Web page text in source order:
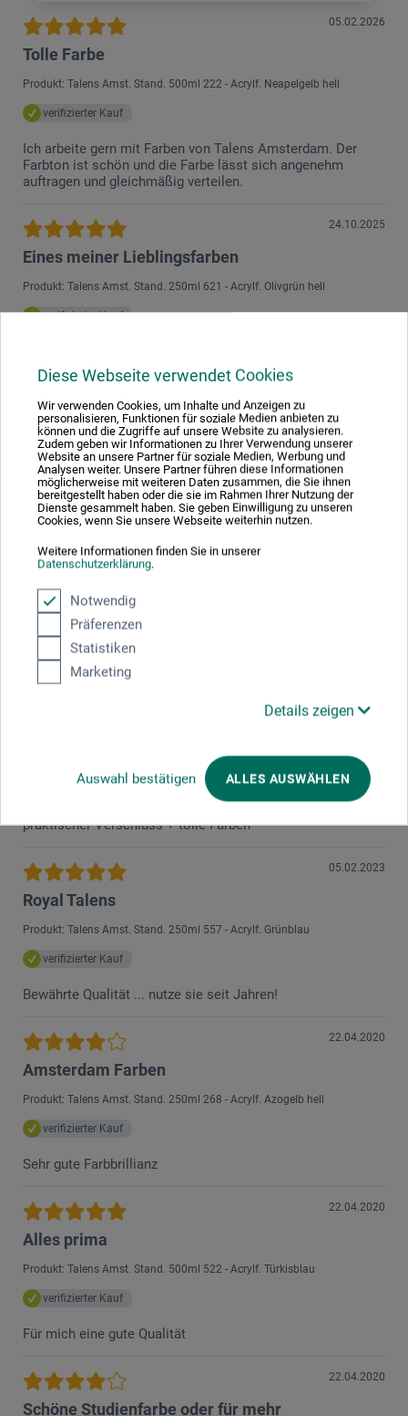
Diese Webseite verwendet Cookies
Wir verwenden Cookies, um Inhalte und Anzeigen zu
personalisieren, Funktionen für soziale Medien anbieten zu
können und die Zugriffe auf unsere Website zu analysieren.
Zudem geben wir Informationen zu Ihrer Verwendung unserer
Website an unsere Partner für soziale Medien, Werbung und
Analysen weiter. Unsere Partner führen diese Informationen
möglicherweise mit weiteren Daten zusammen, die Sie ihnen
bereitgestellt haben oder die sie im Rahmen Ihrer Nutzung der
Dienste gesammelt haben. Sie geben Einwilligung zu unseren
Cookies, wenn Sie unsere Webseite weiterhin nutzen.
Weitere Informationen finden Sie in unserer
Datenschutzerklärung.
Notwendig
Präferenzen
Statistiken
Marketing
Details zeigen
Auswahl bestätigen ALLES AUSWÄHLEN
05.02.2026
Tolle Farbe
Produkt: Talens Amst. Stand. 500ml 222 - Acrylf. Neapelgelb hell
verifizierter Kauf
Ich arbeite gern mit Farben von Talens Amsterdam. Der
Farbton ist schön und die Farbe lässt sich angenehm
auftragen und gleichmäßig verteilen.
24.10.2025
Eines meiner Lieblingsfarben
Produkt: Talens Amst. Stand. 250ml 621 - Acrylf. Olivgrün hell
verifizierter Kauf
viele Jahre und sehr gerne mit diesen Farben.
Sehr schöne Leuchtkraft, Deckung wie
angegeben, gut zu verarbeiten
Produkt: Talens Amst. Stand. 120ml 315 - Acrylf. Pyrrolrot
verifizierter Kauf
Ich habe 24 Acrylfarben von Amsterdam bestellt und bin mit
allen sehr zufrieden.
Amsterdam sind für mich die besten Acrylfarben
Produkt: Talens Amst. Stand. 120ml 403 - Acrylf. Vandyckbraun
bereits vorher. Der Preis ist meiner Meinung nach völlig in
Ordnung. Kann sie nur empfehlen, wenn jemand eine gute
Auswahl an wertiger Acrylfarbe sucht. + lässt sich gut
praktischer Verschluss + tolle Farben
05.02.2023
Royal Talens
Produkt: Talens Amst. Stand. 250ml 557 - Acrylf. Grünblau
verifizierter Kauf
Bewährte Qualität ... nutze sie seit Jahren!
22.04.2020
Amsterdam Farben
Produkt: Talens Amst. Stand. 250ml 268 - Acrylf. Azogelb hell
verifizierter Kauf
Sehr gute Farbbrillianz
22.04.2020
Alles prima
Produkt: Talens Amst. Stand. 500ml 522 - Acrylf. Türkisblau
verifizierter Kauf
Für mich eine gute Qualität
22.04.2020
Schöne Studienfarbe oder für mehr